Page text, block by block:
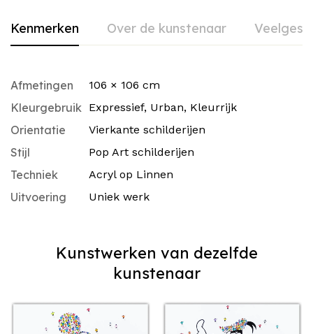
Kenmerken Over de kunstenaar
Afmetingen 106 × 106 cm
Kleurgebruik Expressief, Urban, Kleurrijk
Orientatie Vierkante schilderijen
Stijl Pop Art schilderijen
Techniek Acryl op Linnen
Uitvoering Uniek werk
Kunstwerken van dezelfde
kunstenaar